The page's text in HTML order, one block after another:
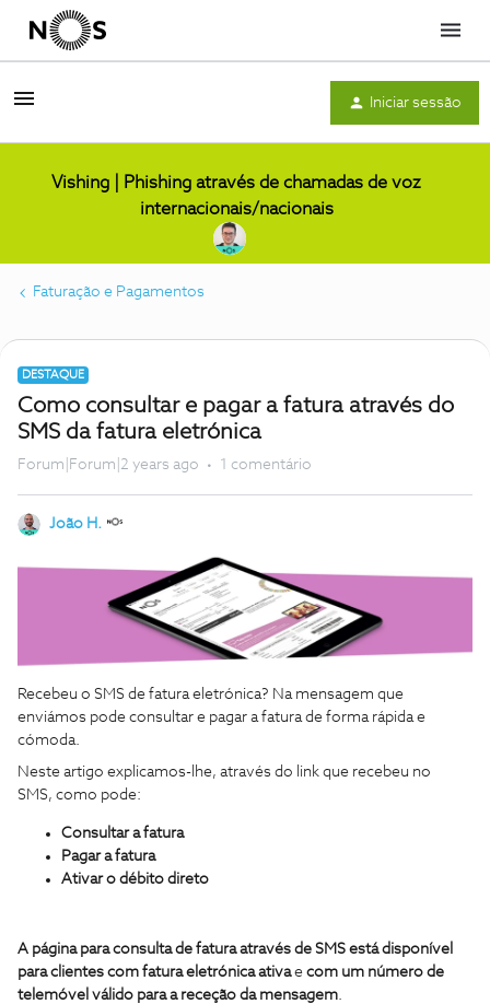
Menu
Iniciar sessão
Vishing | Phishing através de chamadas de voz
internacionais/nacionais
Faturação e Pagamentos
DESTAQUE
Como consultar e pagar a fatura através do
SMS da fatura eletrónica
Forum|Forum|2 years ago 1 comentário
João H.
Recebeu o SMS de fatura eletrónica? Na mensagem que
enviámos pode consultar e pagar a fatura de forma rápida e
cómoda.
Neste artigo explicamos-lhe, através do link que recebeu no
SMS, como pode:
Consultar a fatura
Pagar a fatura
Ativar o débito direto
A página para consulta de fatura através de SMS está disponível
para clientes com fatura eletrónica ativae com um número de
telemóvel válido para a receção da mensagem